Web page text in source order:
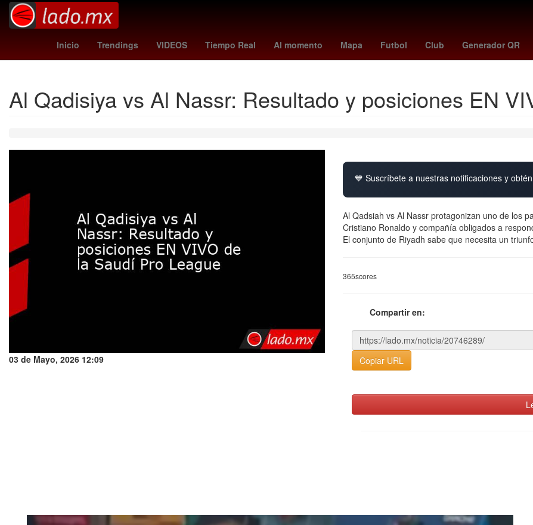
Inicio Trendings VIDEOS Tiempo Real Al momento Mapa Futbol Club Generador QR
colombia vs jordan Star Wars colombia - jordania 11 de junio Lana Del Rey españa vs peru elecciones coahuila prep
Al Qadisiya vs Al Nassr: Resultado y posiciones EN
03 de Mayo, 2026 12:09
💙 Suscríbete a nuestras notificaciones y
Al Qadsiah vs Al Nassr protagonizan uno de los
Cristiano Ronaldo y compañía obligados a
El conjunto de Riyadh sabe que necesita un
365scores
Compartir en:
Copiar URL